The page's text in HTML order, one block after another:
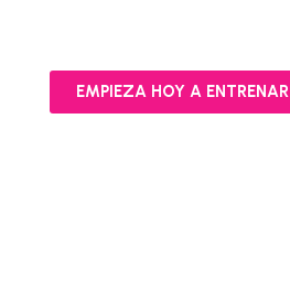
EMPIEZA HOY A ENTRENAR